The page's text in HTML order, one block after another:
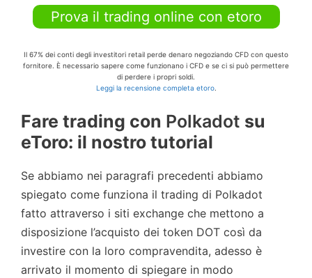
Prova il trading online con etoro
Il 67% dei conti degli investitori retail perde denaro negoziando CFD con questo
fornitore. È necessario sapere come funzionano i CFD e se ci si può permettere
di perdere i propri soldi.
Leggi la recensione completa etoro.
Fare trading con Polkadot su
eToro: il nostro tutorial
Se abbiamo nei paragrafi precedenti abbiamo
spiegato come funziona il trading di Polkadot
fatto attraverso i siti exchange che mettono a
disposizione l’acquisto dei token DOT così da
investire con la loro compravendita, adesso è
arrivato il momento di spiegare in modo